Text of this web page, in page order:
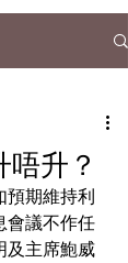
升？
預期維持利
會議不作任
及主席鮑威